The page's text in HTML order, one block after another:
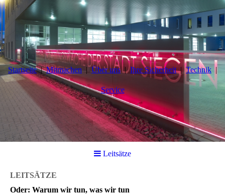
Startseite Mitmachen Über uns Ihre Sicherheit Technik
Service
Leitsätze
LEITSÄTZE
Oder: Warum wir tun, was wir tun